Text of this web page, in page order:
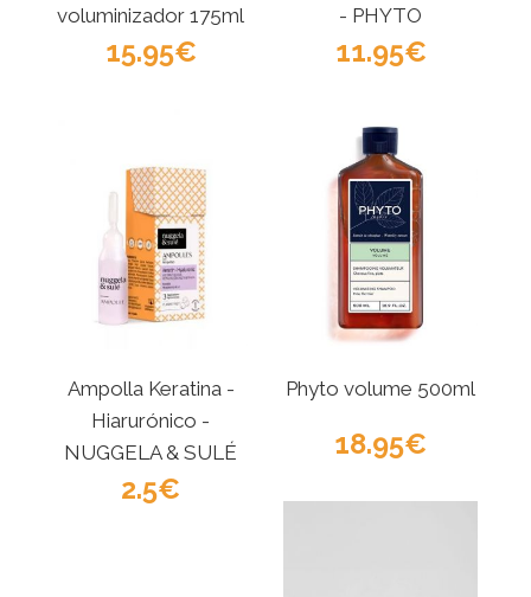
voluminizador 175ml
- PHYTO
15.95
- PHYTO
11.95
Ampolla Keratina -
Hiarurónico -
NUGGELA & SULÉ
2.5
Phyto volume 500ml
18.95